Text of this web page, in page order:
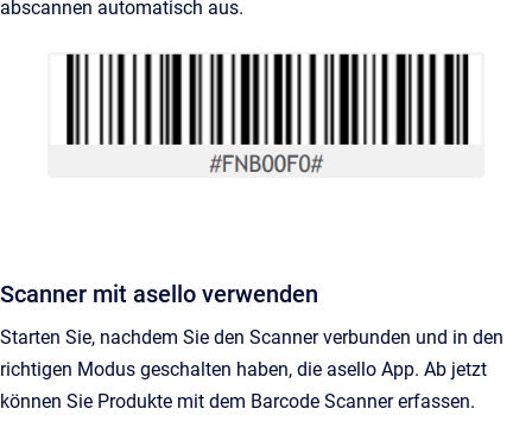
abscannen automatisch aus.
Scanner mit asello verwenden
Starten Sie, nachdem Sie den Scanner verbunden und in den
richtigen Modus geschalten haben, die asello App. Ab jetzt
können Sie Produkte mit dem Barcode Scanner erfassen.